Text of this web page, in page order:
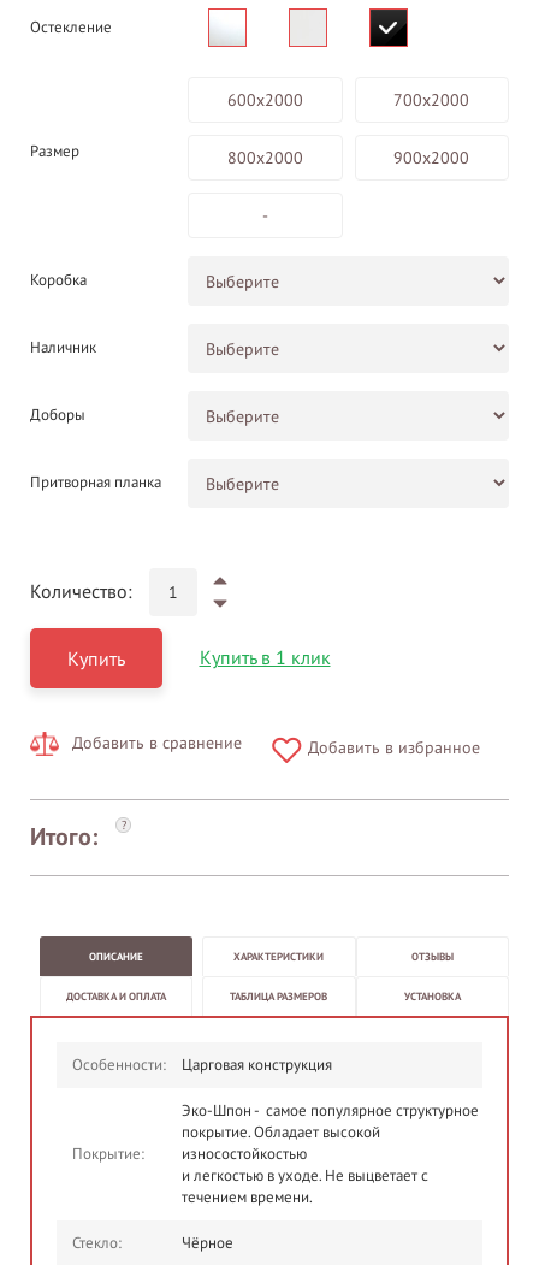
Остекление
Размер
600х2000 700х2000
800х2000 900х2000
-
Коробка
Наличник
Доборы
Притворная планка
Количество:
Купить Купить в 1 клик
Добавить в сравнение Добавить в избранное
Итого: ?
ОПИСАНИЕ ХАРАКТЕРИСТИКИ ОТЗЫВЫ
ДОСТАВКА И ОПЛАТА ТАБЛИЦА РАЗМЕРОВ УСТАНОВКА
Особенности: Царговая конструкция
Покрытие:
Эко-Шпон - самое популярное структурное
покрытие. Обладает высокой
износостойкостью
и легкостью в уходе. Не выцветает с
течением времени.
Стекло: Чёрное